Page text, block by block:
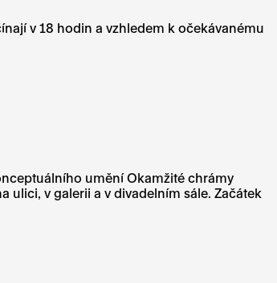
v 18 hodin a vzhledem k očekávanému
umění Okamžité chrámy
ulici, v galerii a v divadelním sále. Začátek